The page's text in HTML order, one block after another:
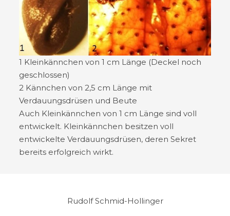
1 Kleinkännchen von 1 cm Länge (Deckel noch
geschlossen)
2 Kännchen von 2,5 cm Länge mit
Verdauungsdrüsen und Beute
Auch Kleinkännchen von 1 cm Länge sind voll
entwickelt. Kleinkännchen besitzen voll
entwickelte Verdauungsdrüsen, deren Sekret
bereits erfolgreich wirkt.
Rudolf Schmid-Hollinger